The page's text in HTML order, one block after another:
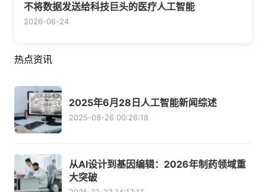
不将数据发送给科技巨头的医疗人工智能
2026-06-24
热点资讯
2025年6月28日人工智能新闻综述
2025-08-26 00:26:18
从AI设计到基因编辑：2026年制药领域重
大突破